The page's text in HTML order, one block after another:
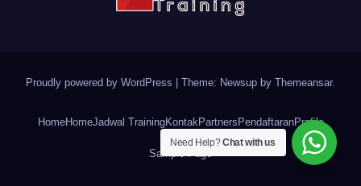
Proudly powered by WordPress Theme: Newsup by Themeansar.
HomeHomeJadwal TrainingKontak Partners PendaftaranProfile
Sample Page
Need Help?Chat with us